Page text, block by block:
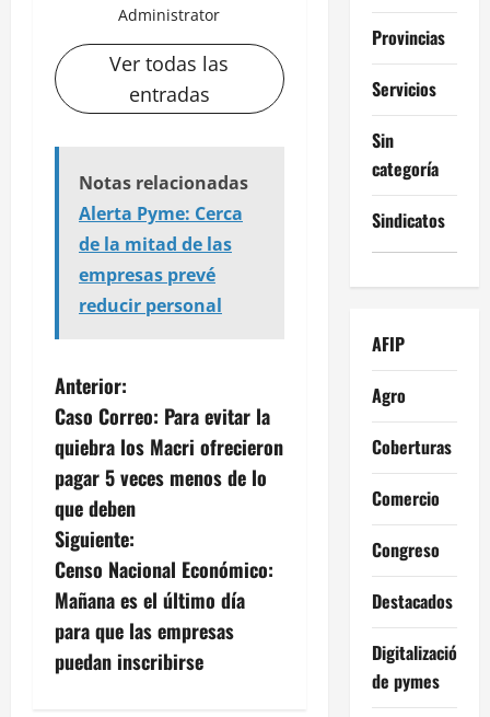
Administrator
Ver todas las
entradas
Notas relacionadas
Alerta Pyme: Cerca
de la mitad de las
empresas prevé
reducir personal
N
a
v
e
g
a
c
Anterior:
Caso Correo: Para evitar la
quiebra los Macri ofrecieron
pagar 5 veces menos de lo
que deben
Siguiente:
Censo Nacional Económico:
Mañana es el último día
para que las empresas
puedan inscribirse
Provincias
Servicios
Sin
categoría
Sindicatos
AFIP
Agro
Coberturas
Comercio
Congreso
Destacados
Digitalización
de pymes